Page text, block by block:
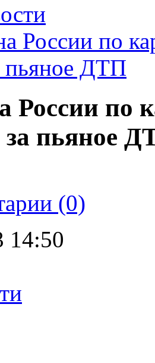
России по
пьяное ДТП
России по
за пьяное
(0)
14:50